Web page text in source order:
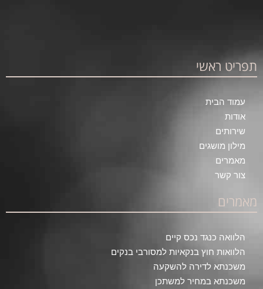
תפריט ראשי
עמוד הבית
אודות
שירותים
מילון מושגים
מאמרים
צור קשר
מאמרים
הלוואה כנגד נכס קיים
הלוואות חוץ בנקאיות למסורבי בנקים
משכנתא לדירה להשקעה
משכנתא במחיר למשתכן